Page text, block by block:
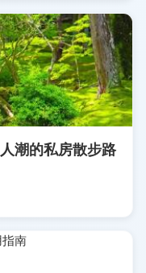
潮的私房散步路